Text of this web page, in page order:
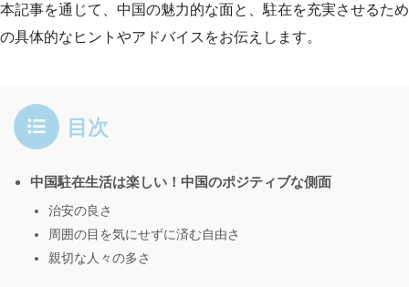
本記事を通じて、中国の魅力的な面と、駐在を充実させるため
の具体的なヒントやアドバイスをお伝えします。
目次
中国駐在生活は楽しい！中国のポジティブな側面
治安の良さ
周囲の目を気にせずに済む自由さ
親切な人々の多さ